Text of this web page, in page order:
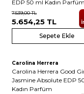
EDP 50 ml Kadın Parfüm
7.539,00TL
5.654,25 TL
Sepete Ekle
Yeni
Carolina Herrera
Carolina Herrera Good
Jasmine Absolute EDP
Kadın Parfüm